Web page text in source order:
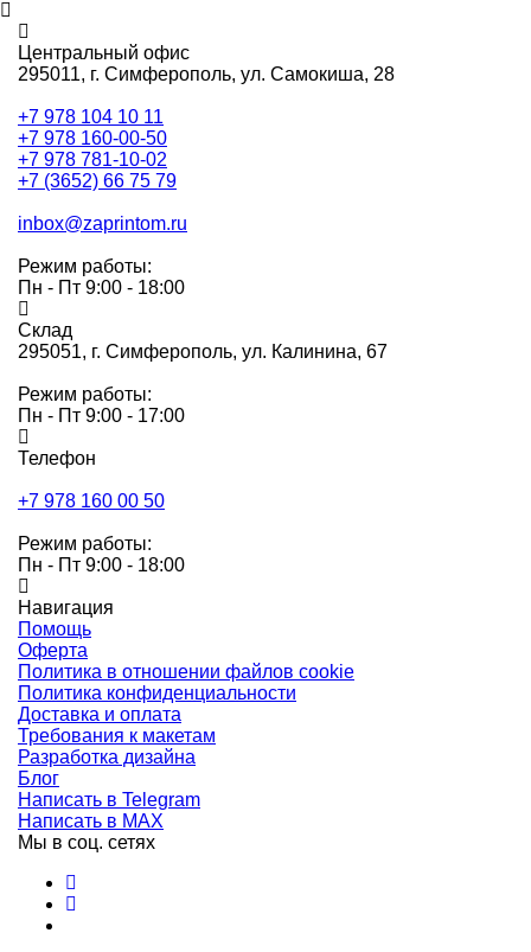
Центральный офис
295011, г. Симферополь, ул. Самокиша, 28
+7 978 104 10 11
+7 978 160-00-50
+7 978 781-10-02
+7 (3652) 66 75 79
inbox@zaprintom.ru
Режим работы:
Пн - Пт 9:00 - 18:00
Склад
295051, г. Симферополь, ул. Калинина, 67
Режим работы:
Пн - Пт 9:00 - 17:00
Телефон
+7 978 160 00 50
Режим работы:
Пн - Пт 9:00 - 18:00
Навигация
Помощь
Оферта
Политика в отношении файлов cookie
Политика конфиденциальности
Доставка и оплата
Требования к макетам
Разработка дизайна
Блог
Написать в Telegram
Написать в MAX
Мы в соц. сетях